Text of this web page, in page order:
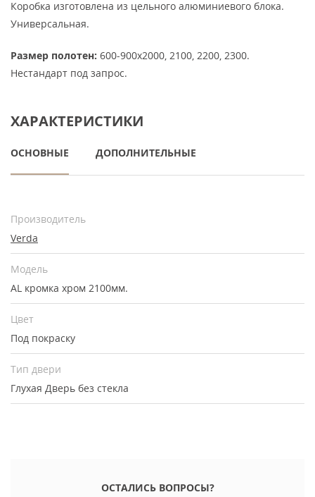
Коробка изготовлена из цельного алюминиевого блока.
Универсальная.
Размер полотен: 600-900х2000, 2100, 2200, 2300.
Нестандарт под запрос.
ХАРАКТЕРИСТИКИ
ОСНОВНЫЕ ДОПОЛНИТЕЛЬНЫЕ
Производитель
Verda
Модель
AL кромка хром 2100мм.
Цвет
Под покраску
Тип двери
Глухая Дверь без стекла
ОСТАЛИСЬ ВОПРОСЫ?